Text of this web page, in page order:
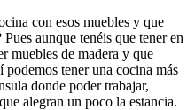
con esos muebles y que
aunque tenéis que tener en
muebles de madera y que
podemos tener una cocina más
donde poder trabajar,
alegran un poco la estancia.